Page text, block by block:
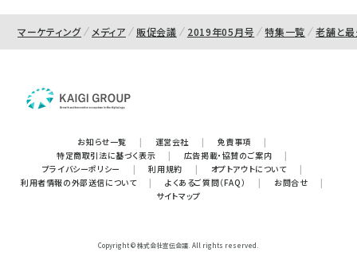
マーケティング メディア 販促会議 2019年05月号 特集一覧 老舗と
お知らせ一覧 | 運営会社 | 免責事項
|
特定商取引法に基づく表示
| 広告掲載・協賛のご案内
|
プライバシーポリシー
| 利用規約 | オプトアウトについて
|
利用者情報の外部送信について
| よくあるご質問（FAQ） | お問合せ
|
サイトマップ
Copyright © 株式会社宣伝会議. All rights reserved.